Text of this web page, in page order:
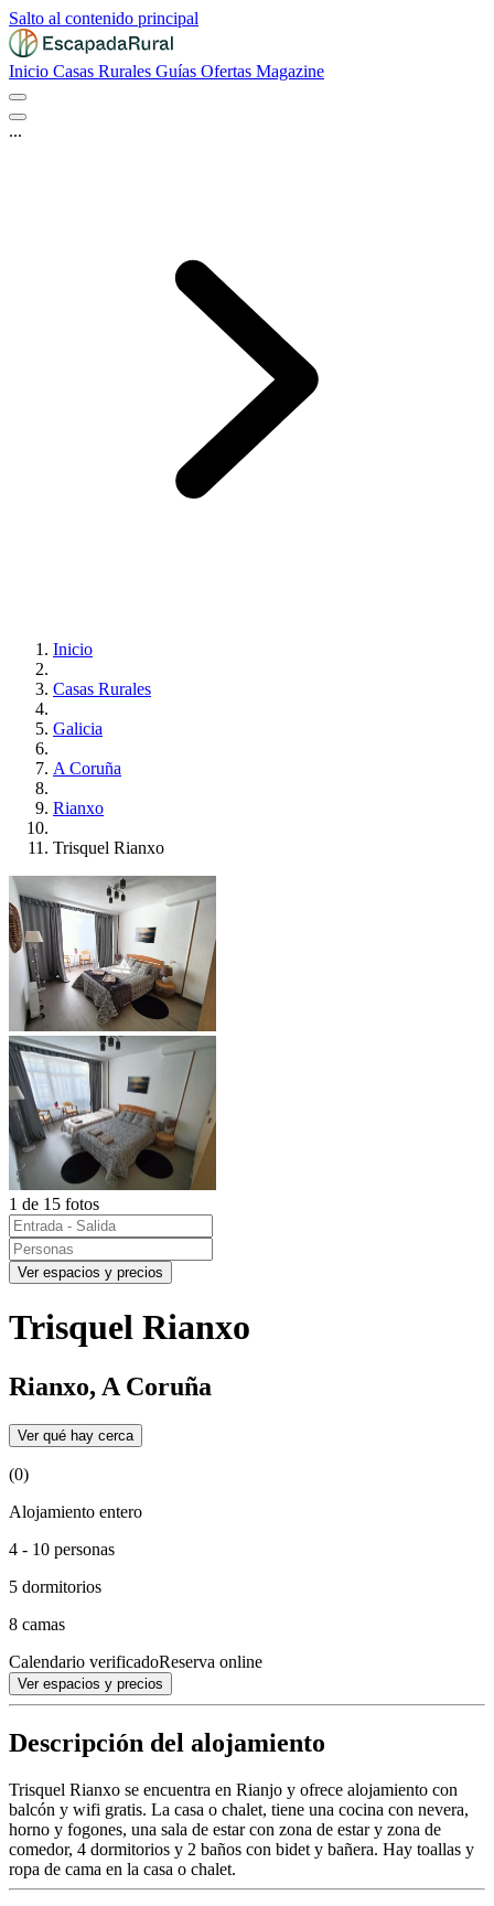
Salto al contenido principal
Inicio Casas Rurales Guías Ofertas Magazine
...
Inicio
Casas Rurales
Galicia
A Coruña
Rianxo
Trisquel Rianxo
1 de 15 fotos
Ver espacios y precios
Trisquel Rianxo
Rianxo, A Coruña
Ver qué hay cerca
(0)
Alojamiento entero
4 - 10 personas
5 dormitorios
8 camas
Calendario verificadoReserva online
Ver espacios y precios
Descripción del alojamiento
Trisquel Rianxo se encuentra en Rianjo y ofrece alojamiento con
balcón y wifi gratis. La casa o chalet, tiene una cocina con nevera,
horno y fogones, una sala de estar con zona de estar y zona de
comedor, 4 dormitorios y 2 baños con bidet y bañera. Hay toallas y
ropa de cama en la casa o chalet.